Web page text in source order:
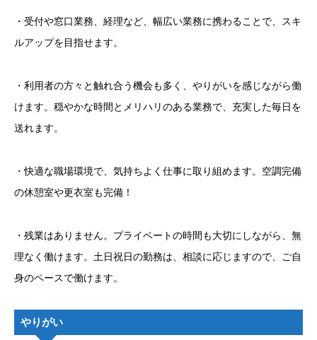
・受付や窓口業務、経理など、幅広い業務に携わることで、スキ
ルアップを目指せます。
・利用者の方々と触れ合う機会も多く、やりがいを感じながら働
けます。穏やかな時間とメリハリのある業務で、充実した毎日を
送れます。
・快適な職場環境で、気持ちよく仕事に取り組めます。空調完備
の休憩室や更衣室も完備！
・残業はありません。プライベートの時間も大切にしながら、無
理なく働けます。土日祝日の勤務は、相談に応じますので、ご自
身のペースで働けます。
やりがい